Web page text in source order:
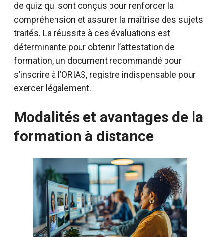
de quiz qui sont conçus pour renforcer la
compréhension et assurer la maîtrise des sujets
traités. La réussite à ces évaluations est
déterminante pour obtenir l’attestation de
formation, un document recommandé pour
s’inscrire à l’ORIAS, registre indispensable pour
exercer légalement.
Modalités et avantages de la
formation à distance